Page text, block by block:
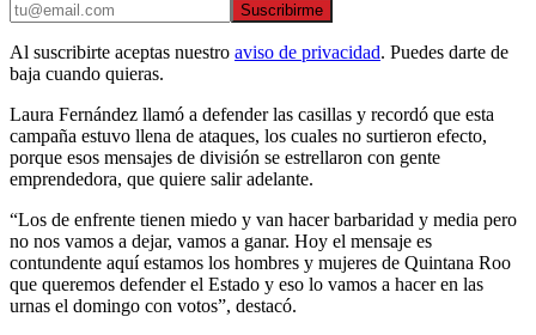
Suscribirme
Al suscribirte aceptas nuestro aviso de privacidad. Puedes darte de
baja cuando quieras.
Laura Fernández llamó a defender las casillas y recordó que esta
campaña estuvo llena de ataques, los cuales no surtieron efecto,
porque esos mensajes de división se estrellaron con gente
emprendedora, que quiere salir adelante.
“Los de enfrente tienen miedo y van hacer barbaridad y media pero
no nos vamos a dejar, vamos a ganar. Hoy el mensaje es
contundente aquí estamos los hombres y mujeres de Quintana Roo
que queremos defender el Estado y eso lo vamos a hacer en las
urnas el domingo con votos”, destacó.